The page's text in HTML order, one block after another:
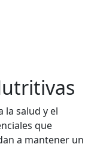
la salud y el
que
a mantener un